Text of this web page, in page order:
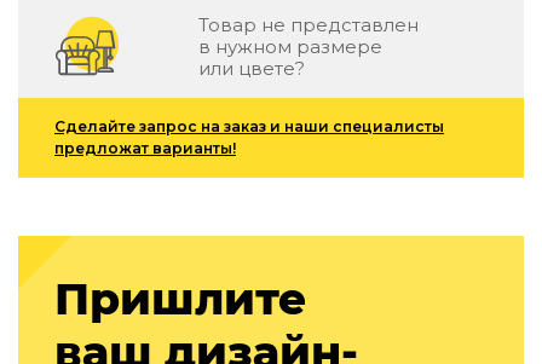
ARTOPIA — Mid-Century
DAYZ — Ethno
Все коллекции мебели
Декор
Для кухни
Предметы интерьера
Зеркала
Вентиляторы
Ковры
Товар не представлен
в нужном размере
или цвете?
Сделайте запрос на заказ и наши специалисты
предложат варианты!
Пришлите
ваш дизайн-